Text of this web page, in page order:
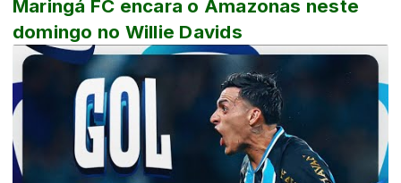
Maringá FC encara o Amazonas neste
domingo no Willie Davids